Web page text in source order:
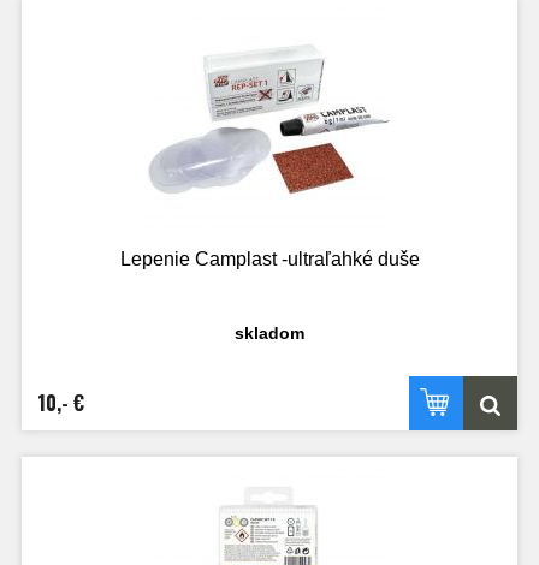
Lepenie Camplast -ultraľahké duše
skladom
10,- €